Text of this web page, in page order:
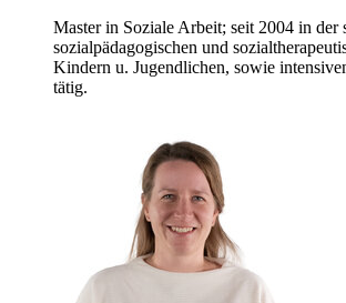
Master in Soziale Arbeit; seit 2004 in der
sozialpädagogischen und
Kindern u. Jugendlichen, sowie
tätig.